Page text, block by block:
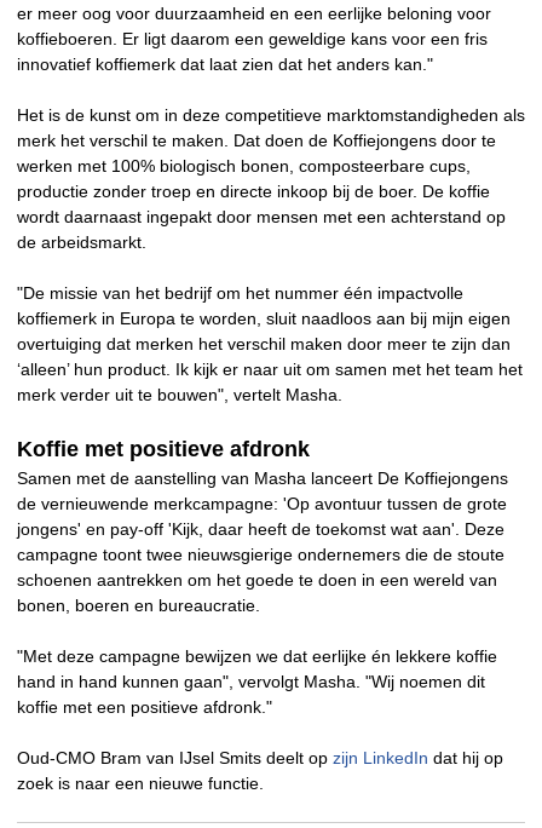
er meer oog voor duurzaamheid en een eerlijke beloning voor
koffieboeren. Er ligt daarom een geweldige kans voor een fris
innovatief koffiemerk dat laat zien dat het anders kan."
Het is de kunst om in deze competitieve marktomstandigheden als
merk het verschil te maken. Dat doen de Koffiejongens door te
werken met 100% biologisch bonen, composteerbare cups,
productie zonder troep en directe inkoop bij de boer. De koffie
wordt daarnaast ingepakt door mensen met een achterstand op
de arbeidsmarkt.
"De missie van het bedrijf om het nummer één impactvolle
koffiemerk in Europa te worden, sluit naadloos aan bij mijn eigen
overtuiging dat merken het verschil maken door meer te zijn dan
‘alleen’ hun product. Ik kijk er naar uit om samen met het team het
merk verder uit te bouwen", vertelt Masha.
Koffie met positieve afdronk
Samen met de aanstelling van Masha lanceert De Koffiejongens
de vernieuwende merkcampagne: 'Op avontuur tussen de grote
jongens' en pay-off 'Kijk, daar heeft de toekomst wat aan'. Deze
campagne toont twee nieuwsgierige ondernemers die de stoute
schoenen aantrekken om het goede te doen in een wereld van
bonen, boeren en bureaucratie.
"Met deze campagne bewijzen we dat eerlijke én lekkere koffie
hand in hand kunnen gaan", vervolgt Masha. "Wij noemen dit
koffie met een positieve afdronk."
Oud-CMO Bram van IJsel Smits deelt op zijn LinkedIn dat hij op
zoek is naar een nieuwe functie.